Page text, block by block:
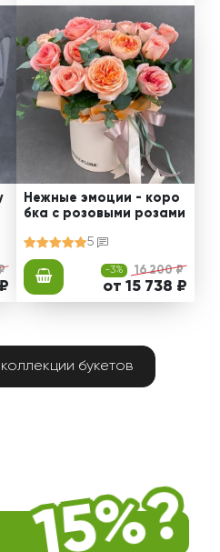
Нежные эмоции - коро
бка с розовыми розами
5
-3% 16 200 ₽
от 15 738 ₽
букетов